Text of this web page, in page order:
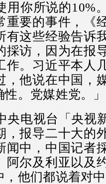
用你所说的10%
重要的事件，《
有这些经验告诉
採访，因为在报
作。习近平本人
，他说在中国，
。党媒姓党。」
央电视台「央视
，报导二十大的
闻中，中国记者
阿尔及利亚以及
，他们都说着对